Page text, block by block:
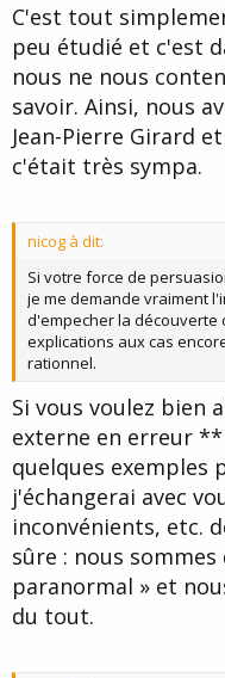
C'est tout
peu étudié et c'est
nous ne nous
savoir. Ainsi, nous
Jean-Pierre Girard
c'était très sympa.
nicog à dit:
Si votre force de
je me demande vraiment
d'empecher la découverte
explications aux cas
rationnel.
Si vous voulez bien
externe en erreur
quelques exemples
j'échangerai avec
inconvénients, etc.
sûre : nous sommes
paranormal » et
du tout.